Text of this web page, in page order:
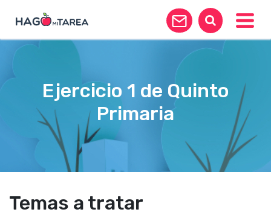
Ejercicio 1 de Quinto
Primaria
Temas a tratar